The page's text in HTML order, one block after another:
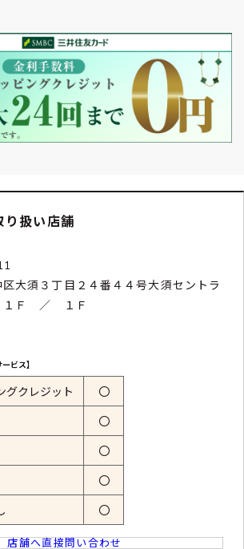
り扱い店舗
大須３丁目２４番４４号大須セントラ
１Ｆ ／ １Ｆ
ビス】
グクレジット 〇
〇
〇
〇
〇
店舗へ直接問い合わせ